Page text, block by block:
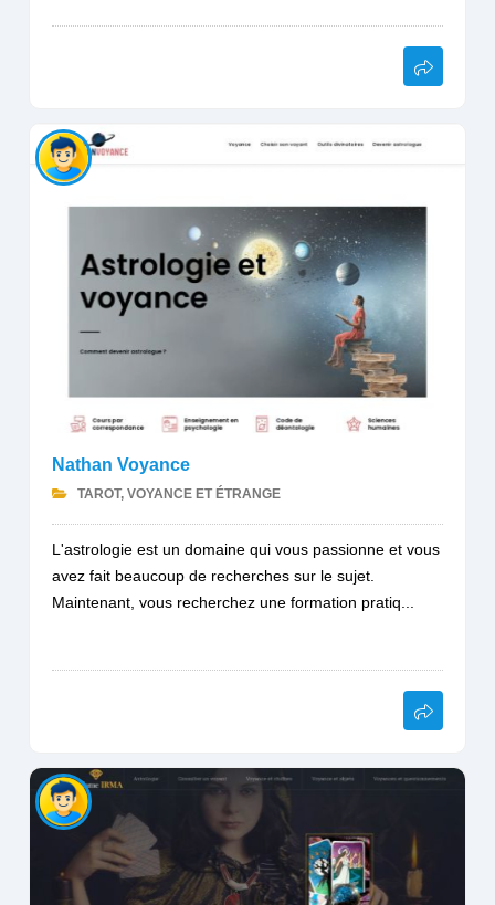
Nathan Voyance
TAROT, VOYANCE ET ÉTRANGE
L'astrologie est un domaine qui vous passionne et vous
avez fait beaucoup de recherches sur le sujet.
Maintenant, vous recherchez une formation pratiq...